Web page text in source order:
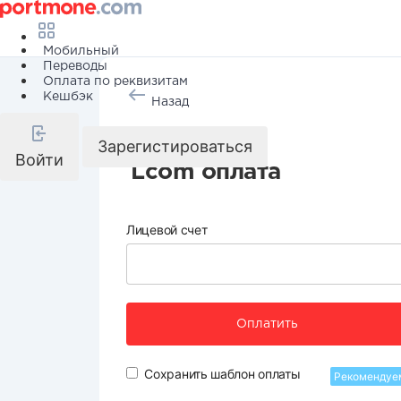
Мобильный
Переводы
Оплата по реквизитам
Кешбэк
Войти
Зарегистироваться
Назад
Lcom оплата
Лицевой счет
Оплатить
Сохранить шаблон оплаты